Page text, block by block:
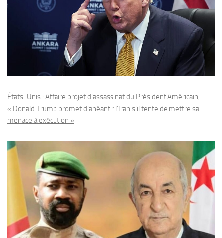
États-Unis : Affaire projet d’assassinat du Président Américain,
« Donald Trump promet d’anéantir l’Iran s’il tente de mettre sa
menace à exécution »